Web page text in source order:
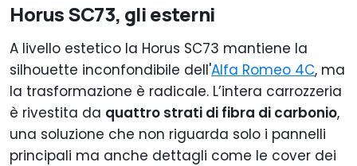
Horus SC73, gli esterni
A livello estetico la Horus SC73 mantiene la
silhouette inconfondibile dell'Alfa Romeo 4C, ma
la trasformazione è radicale. L’intera carrozzeria
è rivestita da quattro strati di fibra di carbonio,
una soluzione che non riguarda solo i pannelli
principali ma anche dettagli come le cover dei